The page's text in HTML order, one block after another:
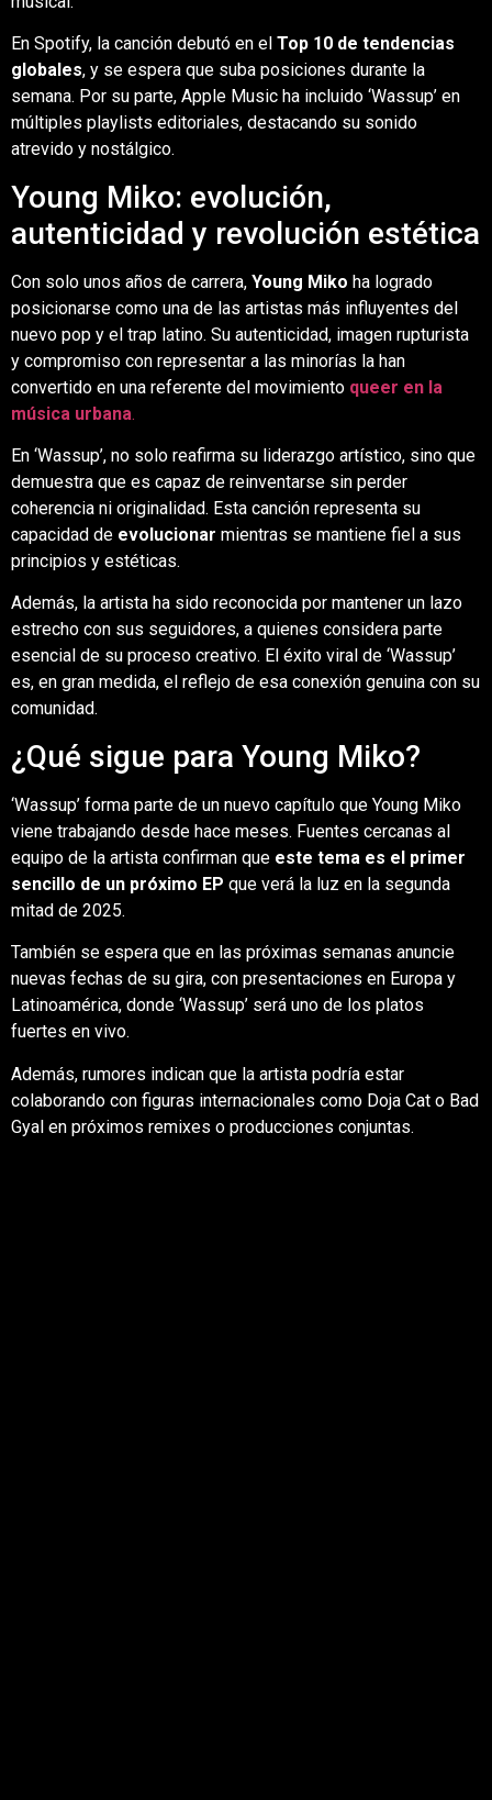
En Spotify, la canción debutó en el Top 10 de tendencias
globales, y se espera que suba posiciones durante la
semana. Por su parte, Apple Music ha incluido ‘Wassup’ en
múltiples playlists editoriales, destacando su sonido
atrevido y nostálgico.
Young Miko: evolución,
autenticidad y revolución estética
Con solo unos años de carrera, Young Miko ha logrado
posicionarse como una de las artistas más influyentes del
nuevo pop y el trap latino. Su autenticidad, imagen rupturista
y compromiso con representar a las minorías la han
convertido en una referente del movimiento queer en la
música urbana.
En ‘Wassup’, no solo reafirma su liderazgo artístico, sino que
demuestra que es capaz de reinventarse sin perder
coherencia ni originalidad. Esta canción representa su
capacidad de evolucionar mientras se mantiene fiel a sus
principios y estéticas.
Además, la artista ha sido reconocida por mantener un lazo
estrecho con sus seguidores, a quienes considera parte
esencial de su proceso creativo. El éxito viral de ‘Wassup’
es, en gran medida, el reflejo de esa conexión genuina con su
comunidad.
¿Qué sigue para Young Miko?
‘Wassup’ forma parte de un nuevo capítulo que Young Miko
viene trabajando desde hace meses. Fuentes cercanas al
equipo de la artista confirman que este tema es el primer
sencillo de un próximo EP que verá la luz en la segunda
mitad de 2025.
También se espera que en las próximas semanas anuncie
nuevas fechas de su gira, con presentaciones en Europa y
Latinoamérica, donde ‘Wassup’ será uno de los platos
fuertes en vivo.
Además, rumores indican que la artista podría estar
colaborando con figuras internacionales como Doja Cat o Bad
Gyal en próximos remixes o producciones conjuntas.